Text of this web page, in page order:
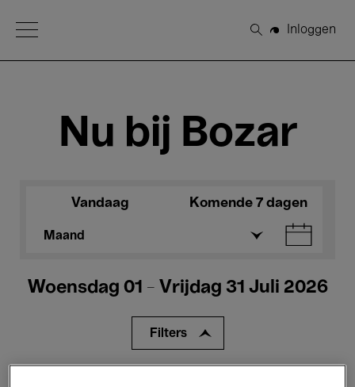
Open Menu
Zoeken
Inloggen
Nu bij Bozar
Vandaag Komende 7 dagen
Maand
Woensdag 01 - Vrijdag 31 Juli 2026
Filters